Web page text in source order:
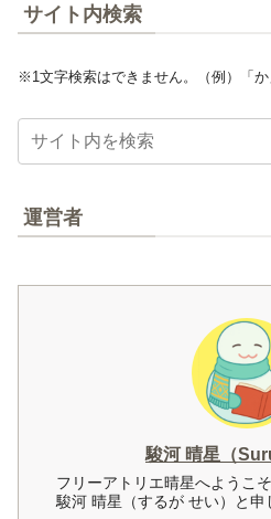
サイト内検索
※1文字検索はできません。（例）「
運営者
駿河 晴星（
フリーアトリエ晴星へようこそ
駿河 晴星（するが せい）と申